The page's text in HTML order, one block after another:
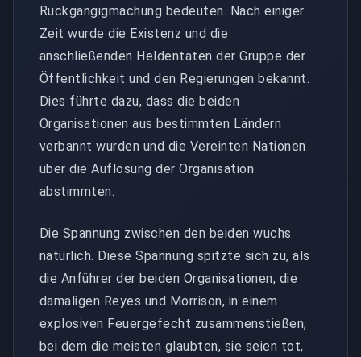
Rückgängigmachung bedeuten. Nach einiger
Zeit wurde die Existenz und die
anschließenden Heldentaten der Gruppe der
Öffentlichkeit und den Regierungen bekannt.
Dies führte dazu, dass die beiden
Organisationen aus bestimmten Ländern
verbannt wurden und die Vereinten Nationen
über die Auflösung der Organisation
abstimmten.
Die Spannung zwischen den beiden wuchs
natürlich. Diese Spannung spitzte sich zu, als
die Anführer der beiden Organisationen, die
damaligen Reyes und Morrison, in einem
explosiven Feuergefecht zusammenstießen,
bei dem die meisten glaubten, sie seien tot,